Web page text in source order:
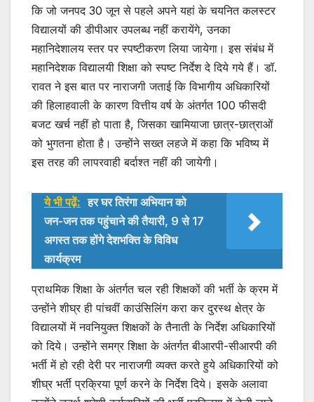
कि जो जनपद 30 जून से पहले अपने यहां के चयनित कलस्टर
विद्यालयों की डीपीआर उपलब्ध नहीं करायेंगे, उनका
महानिदेशालय स्तर पर स्पष्टीकरण लिया जायेगा। इस संबंध में
महानिदेशक विद्यालयी शिक्षा को स्पष्ट निर्देश दे दिये गये हैं। डॉ.
रावत ने इस बात पर नाराजगी जताई कि विभागीय अधिकारियों
की हिलाहवाली के कारण वित्तीय वर्ष के अंतर्गत 100 फीसदी
बजट खर्च नहीं हो पाता है, जिसका खामियाजा छात्र-छात्राओं
को भुगतना होता है। उन्होंने सख्त लहजे में कहा कि भविष्य में
इस तरह की लापरवाही बर्दाश्त नहीं की जायेगी।
ये भी पढ़ें: हर घर तिरंगा अभियान को
जन-जन तक पहुंचाने की तैयारी, 9 से 17
अगस्त तक होंगे देशभक्ति के विविध
कार्यक्रम
प्राथमिक शिक्षा के अंतर्गत चल रही शिक्षकों की भर्ती के क्रम में
उन्होंने शीघ्र ही पांचवीं काउंसिलिंग करा कर दुरस्थ क्षेत्र के
विद्यालयों में नवनियुक्त शिक्षकों के तैनाती के निर्देश अधिकारियों
को दिये। उन्होंने समग्र शिक्षा के अंतर्गत बीआरपी-सीआरपी की
भर्ती में हो रही देरी पर नाराजगी व्यक्त करते हुये अधिकारियों को
शीघ्र भर्ती प्रक्रिया पूर्ण करने के निर्देश दिये। इसके अलावा